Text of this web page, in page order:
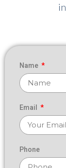
Name
Email
Phone